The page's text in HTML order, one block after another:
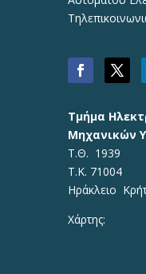
Τμήμα
Μηχανικών
Τ.Θ. 1939
Τ.Κ. 71004
Ηράκλειο
Χάρτης: